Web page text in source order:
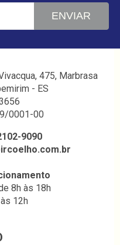
ENVIAR
475, Marbrasa
- ES
0001-00
9090
8h às 18h
12h